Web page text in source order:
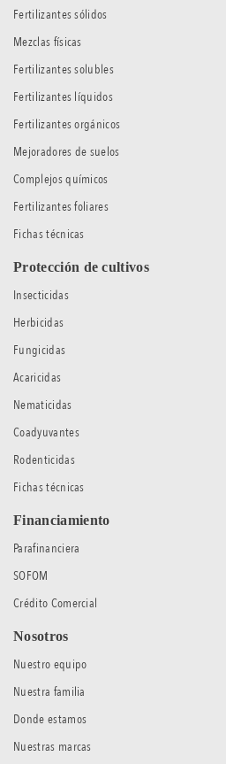
Fertilizantes sólidos
Mezclas físicas
Fertilizantes solubles
Fertilizantes líquidos
Fertilizantes orgánicos
Mejoradores de suelos
Complejos químicos
Fertilizantes foliares
Fichas técnicas
Protección de cultivos
Insecticidas
Herbicidas
Fungicidas
Acaricidas
Nematicidas
Coadyuvantes
Rodenticidas
Fichas técnicas
Financiamiento
Parafinanciera
SOFOM
Crédito Comercial
Nosotros
Nuestro equipo
Nuestra familia
Donde estamos
Nuestras marcas